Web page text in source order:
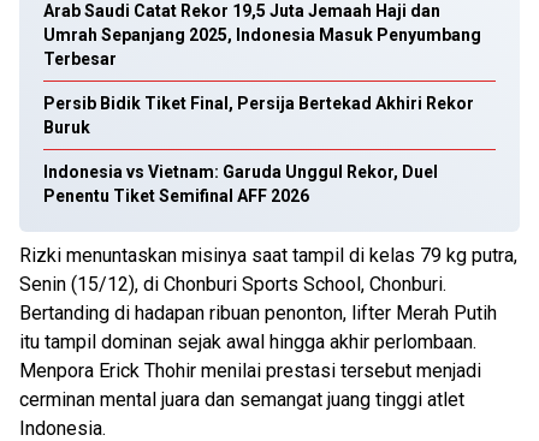
Arab Saudi Catat Rekor 19,5 Juta Jemaah Haji dan
Umrah Sepanjang 2025, Indonesia Masuk Penyumbang
Terbesar
Persib Bidik Tiket Final, Persija Bertekad Akhiri Rekor
Buruk
Indonesia vs Vietnam: Garuda Unggul Rekor, Duel
Penentu Tiket Semifinal AFF 2026
Rizki menuntaskan misinya saat tampil di kelas 79 kg putra,
Senin (15/12), di Chonburi Sports School, Chonburi.
Bertanding di hadapan ribuan penonton, lifter Merah Putih
itu tampil dominan sejak awal hingga akhir perlombaan.
Menpora Erick Thohir menilai prestasi tersebut menjadi
cerminan mental juara dan semangat juang tinggi atlet
Indonesia.